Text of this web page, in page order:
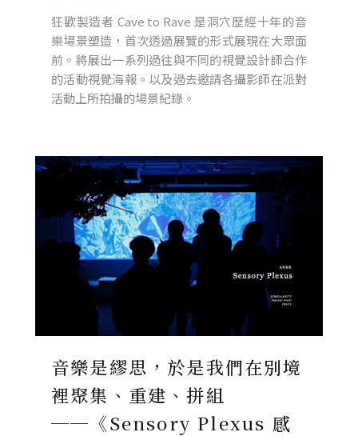
狂歡製造者 Cave to Rave 是洞穴歷經十年的音
樂場景塑造，首次透過展覽的形式展現在大眾面
前。將展出一系列過往與不同的視覺設計師合作
的活動視覺海報。以及過去邀請各攝影師在派對
活動上所拍攝的場景紀錄。
音樂是繆思，於是我們在別境
裡聚集、重建、拼組
──《Sensory Plexus 感